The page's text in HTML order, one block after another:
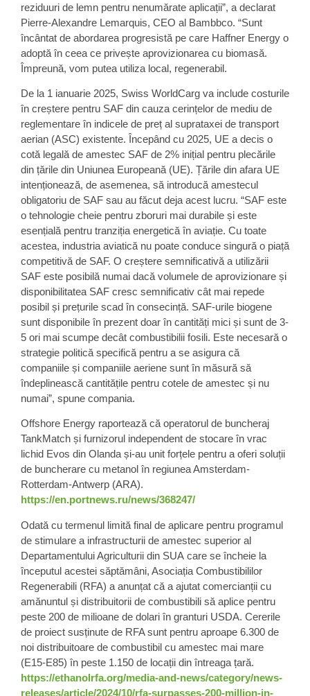
reziduuri de lemn pentru nenumărate aplicații”, a declarat
Pierre-Alexandre Lemarquis, CEO al Bambbco. “Sunt
încântat de abordarea progresistă pe care Haffner Energy o
adoptă în ceea ce privește aprovizionarea cu biomasă.
Împreună, vom putea utiliza local, regenerabil.
De la 1 ianuarie 2025, Swiss WorldCarg va include costurile
în creștere pentru SAF din cauza cerințelor de mediu de
reglementare în indicele de preț al suprataxei de transport
aerian (ASC) existente. Începând cu 2025, UE a decis o
cotă legală de amestec SAF de 2% inițial pentru plecările
din țările din Uniunea Europeană (UE). Țările din afara UE
intenționează, de asemenea, să introducă amestecul
obligatoriu de SAF sau au făcut deja acest lucru. “SAF este
o tehnologie cheie pentru zboruri mai durabile și este
esențială pentru tranziția energetică în aviație. Cu toate
acestea, industria aviatică nu poate conduce singură o piață
competitivă de SAF. O creștere semnificativă a utilizării
SAF este posibilă numai dacă volumele de aprovizionare și
disponibilitatea SAF cresc semnificativ cât mai repede
posibil și prețurile scad în consecință. SAF-urile biogene
sunt disponibile în prezent doar în cantități mici și sunt de 3-
5 ori mai scumpe decât combustibilii fosili. Este necesară o
strategie politică specifică pentru a se asigura că
companiile și companiile aeriene sunt în măsură să
îndeplinească cantitățile pentru cotele de amestec și nu
numai”, spune compania.
Offshore Energy raportează că operatorul de buncheraj
TankMatch și furnizorul independent de stocare în vrac
lichid Evos din Olanda și-au unit forțele pentru a oferi soluții
de buncherare cu metanol în regiunea Amsterdam-
Rotterdam-Antwerp (ARA).
https://en.portnews.ru/news/368247/
Odată cu termenul limită final de aplicare pentru programul
de stimulare a infrastructurii de amestec superior al
Departamentului Agriculturii din SUA care se încheie la
începutul acestei săptămâni, Asociația Combustibililor
Regenerabili (RFA) a anunțat că a ajutat comercianții cu
amănuntul și distribuitorii de combustibili să aplice pentru
peste 200 de milioane de dolari în granturi USDA. Cererile
de proiect susținute de RFA sunt pentru aproape 6.300 de
noi distribuitoare de combustibil cu amestec mai mare
(E15-E85) în peste 1.150 de locații din întreaga țară.
https://ethanolrfa.org/media-and-news/category/news-
releases/article/2024/10/rfa-surpasses-200-million-in-